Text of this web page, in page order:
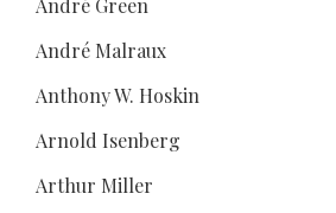
André Malraux
Anthony W. Hoskin
Arnold Isenberg
Arthur Miller